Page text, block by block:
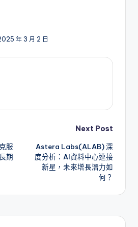
年 3 月 2 日
服
期
Next Post
Astera Labs(ALAB) 深
度分析：AI資料中心連接
新星，未來增長潛力如
何？